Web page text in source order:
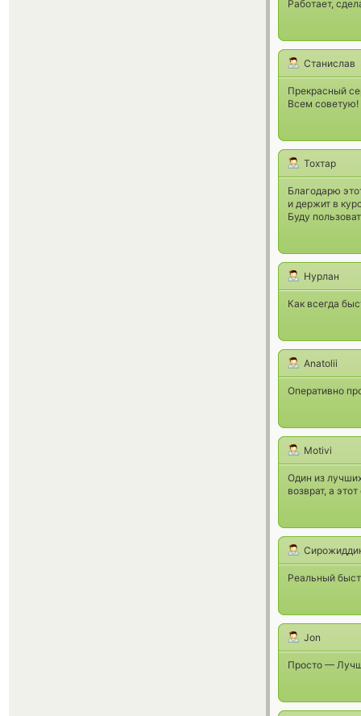
Работает,
Станислав
Прекрасный
Всем советую!
Тохтар
Благодарю
и держит в
Буду
Нурлан
Как всегда
Anatolii
Оперативно
Motivi
Один из
возврат, а
Реальный
Jon
Просто —